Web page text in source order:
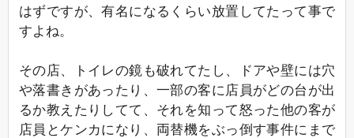
はずですが、有名になるくらい放置してたって事で
すよね。
その店、トイレの鏡も破れてたし、ドアや壁には穴
や落書きがあったり、一部の客に店員がどの台が出
るか教えたりしてて、それを知って怒った他の客が
店員とケンカになり、両替機をぶっ倒す事件にまで